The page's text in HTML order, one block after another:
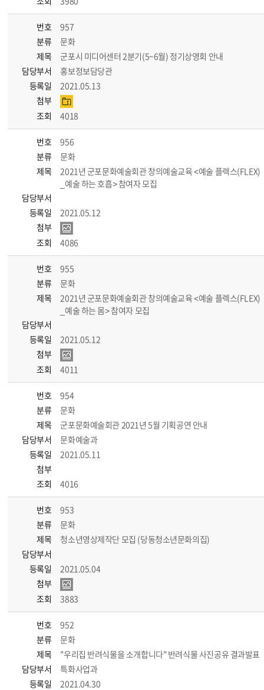
번호
957
분류
문화
제목
군포시 미디어센터 2분기(5~6월) 정기상영회 안내
담당부서
홍보정보담당관
등록일
2021.05.13
첨부
조회
4018
번호
956
분류
문화
제목
2021년 군포문화예술회관 창의예술교육 <예술 플렉스(FLEX)
_예술 하는 호흡> 참여자 모집
담당부서
등록일
2021.05.12
첨부
조회
4086
번호
955
분류
문화
제목
2021년 군포문화예술회관 창의예술교육 <예술 플렉스(FLEX)
_예술 하는 몸> 참여자 모집
담당부서
등록일
2021.05.12
첨부
조회
4011
번호
954
분류
문화
제목
군포문화예술회관 2021년 5월 기획공연 안내
담당부서
문화예술과
등록일
2021.05.11
첨부
조회
4016
번호
953
분류
문화
제목
청소년영상제작단 모집 (당동청소년문화의집)
담당부서
등록일
2021.05.04
첨부
조회
3883
번호
952
분류
문화
제목
"우리집 반려식물을 소개합니다" 반려식물 사진공유 결과발표
담당부서
특화사업과
등록일
2021.04.30